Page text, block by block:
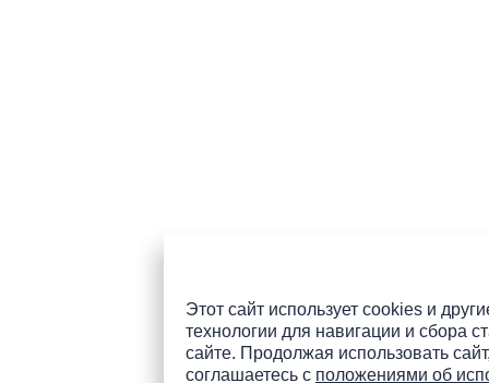
Этот сайт использует cookies и
технологии для навигации и сбора
сайте. Продолжая использовать
соглашаетесь с положениями об